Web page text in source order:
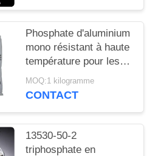
Phosphate d'aluminium
mono résistant à haute
température pour les
matériaux cimentés à
haute température
MOQ:1 kilogramme
CONTACT
13530-50-2
triphosphate en